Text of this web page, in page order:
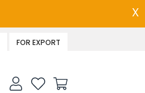
x
FOR EXPORT